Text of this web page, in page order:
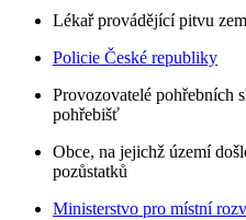
Lékař provádějící pitvu
Policie České republiky
Provozovatelé pohřebních
pohřebišť
Obce, na jejichž území
pozůstatků
Ministerstvo pro místní